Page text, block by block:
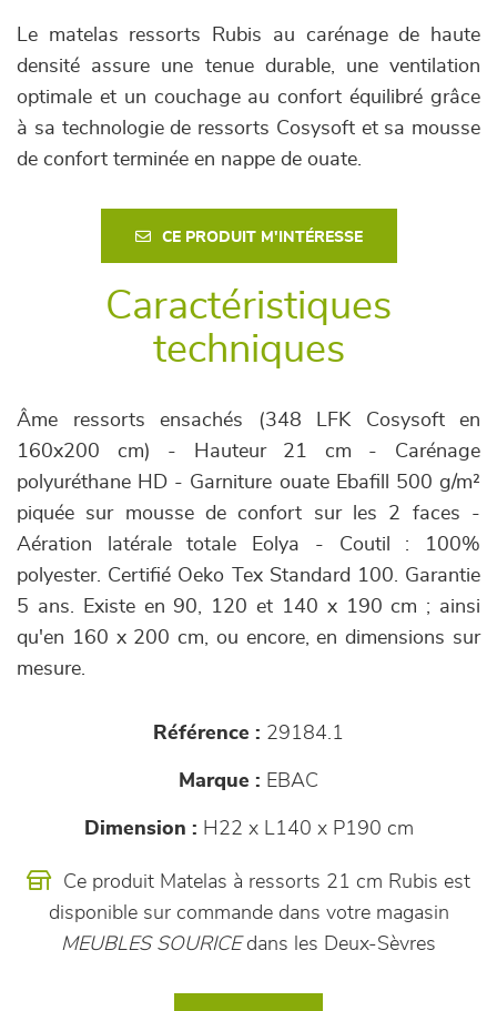
Le matelas ressorts Rubis au carénage de haute
densité assure une tenue durable, une ventilation
optimale et un couchage au confort équilibré grâce
à sa technologie de ressorts Cosysoft et sa mousse
de confort terminée en nappe de ouate.
CE PRODUIT M'INTÉRESSE
Caractéristiques
techniques
Âme ressorts ensachés (348 LFK Cosysoft en
160x200 cm) - Hauteur 21 cm - Carénage
polyuréthane HD - Garniture ouate Ebafill 500 g/m²
piquée sur mousse de confort sur les 2 faces -
Aération latérale totale Eolya - Coutil : 100%
polyester. Certifié Oeko Tex Standard 100. Garantie
5 ans. Existe en 90, 120 et 140 x 190 cm ; ainsi
qu'en 160 x 200 cm, ou encore, en dimensions sur
mesure.
Référence : 29184.1
Marque : EBAC
Dimension : H22 x L140 x P190 cm
Ce produit Matelas à ressorts 21 cm Rubis est
disponible sur commande dans votre magasin
MEUBLES SOURICEdans les Deux-Sèvres